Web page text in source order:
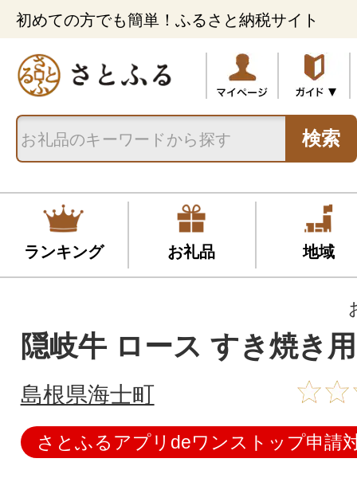
初めての方でも簡単！ふるさと納税サイト
検索
ランキング お礼品 地域
隠岐牛 ロース すき焼き
島根県海士町
さとふるアプリdeワンストップ申請